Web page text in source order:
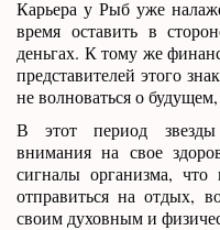
Карьера у Рыб уже
время оставить в
деньгах. К тому же
представителей этого
не волноваться о
В этот период
внимания на свое
сигналы организма,
отправиться на отдых,
своим духовным и